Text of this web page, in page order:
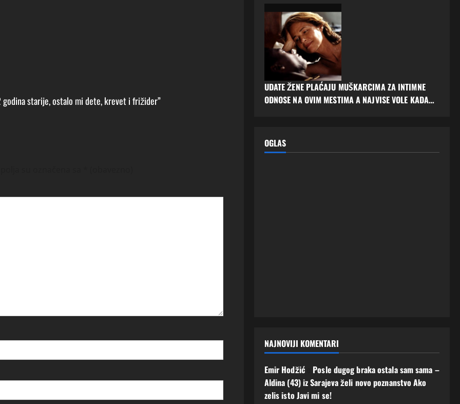
godina starije, ostalo mi dete, krevet i frižider”
UDATE ŽENE PLAĆAJU MUŠKARCIMA ZA INTIMNE
ODNOSE NA OVIM MESTIMA A NAJVISE VOLE KADA…
OGLAS
NAJNOVIJI KOMENTARI
Emir Hodžićo Posle dugog braka ostala sam sama –
Aldina (43) iz Sarajeva želi novo poznanstvo Ako
zelis isto Javi mi se!